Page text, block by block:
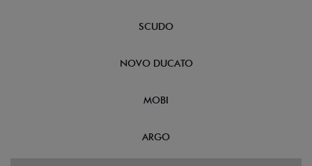
SCUDO
NOVO DUCATO
MOBI
ARGO